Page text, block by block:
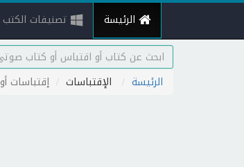
الرئيسة تصنيفات الكتب
الرئيسة الإقتباسات إقتباسات